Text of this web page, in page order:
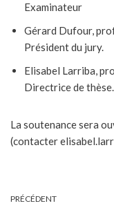
Examinateur
Gérard Dufour,
Président du jury.
Elisabel Larriba,
Directrice de thèse.
La soutenance sera
(contacter
PRÉCÉDENT